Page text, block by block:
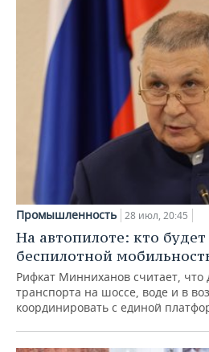
Промышленность 28 июл, 20:45
На автопилоте: кто будет
беспилотной
Рифкат Минниханов считает,
транспорта на шоссе, воде и в
координировать с единой